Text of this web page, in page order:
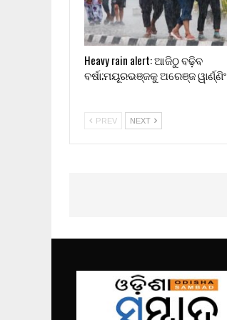
Heavy rain alert: ଆଜିଠୁ ବଢ଼ିବ
ବର୍ଷା;ମୟୂରଭଞ୍ଜକୁ ଅରେଞ୍ଜ ୱାର୍ଣ୍ଣିଂ
PREV NEXT